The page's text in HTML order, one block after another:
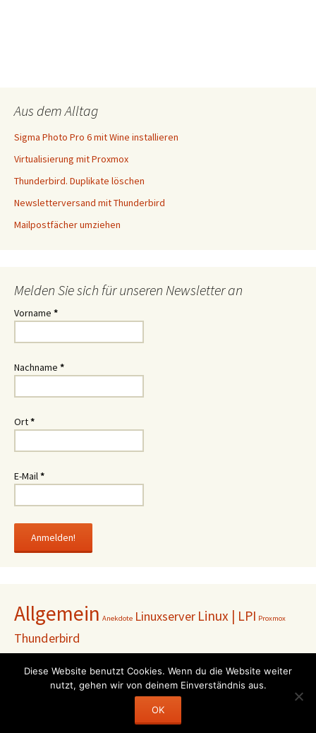
Aus dem Alltag
Sigma Photo Pro 6 mit Wine installieren
Virtualisierung mit Proxmox
Thunderbird. Duplikate löschen
Newsletterversand mit Thunderbird
Mailpostfächer umziehen
Melden Sie sich für unseren Newsletter an
Vorname *
Nachname *
Ort*
E-Mail*
Allgemein Anekdote Linuxserver Linux | LPI Proxmox
Thunderbird
Diese Website benutzt Cookies. Wenn du die Website weiter
nutzt, gehen wir von deinem Einverständnis aus.
OK